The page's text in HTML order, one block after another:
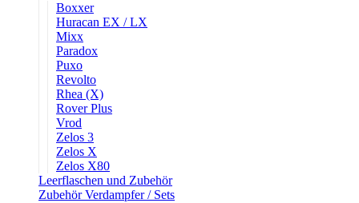
Boxxer
Huracan EX / LX
Mixx
Paradox
Puxo
Revolto
Rhea (X)
Rover Plus
Vrod
Zelos 3
Zelos X
Zelos X80
Leerflaschen und Zubehör
Zubehör Verdampfer / Sets